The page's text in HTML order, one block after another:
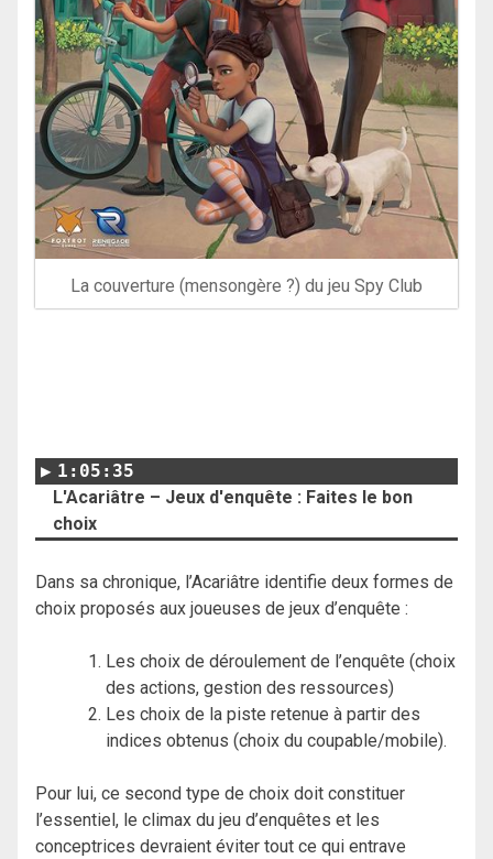
La couverture (mensongère ?) du jeu Spy Club
1:05:35
L'Acariâtre – Jeux d'enquête : Faites le bon
choix
Dans sa chronique, l’Acariâtre identifie deux formes de
choix proposés aux joueuses de jeux d’enquête :
Les choix de déroulement de l’enquête (choix
des actions, gestion des ressources)
Les choix de la piste retenue à partir des
indices obtenus (choix du coupable/mobile).
Pour lui, ce second type de choix doit constituer
l’essentiel, le climax du jeu d’enquêtes et les
conceptrices devraient éviter tout ce qui entrave